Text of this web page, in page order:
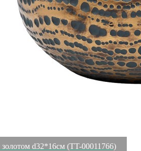
d32*16см (TT-00011766)